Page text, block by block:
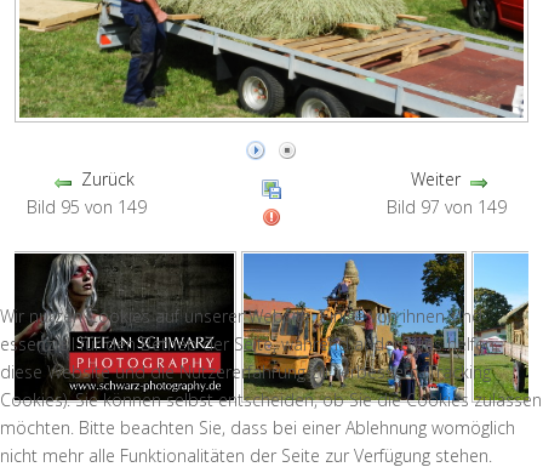
Zurück
Bild 95 von 149
Weiter
Bild 97 von 149
Wir nutzen Cookies auf unserer Website. Einige von ihnen sind
essenziell für den Betrieb der Seite, während andere uns helfen,
diese Website und die Nutzererfahrung zu verbessern (Tracking
Cookies). Sie können selbst entscheiden, ob Sie die Cookies zulassen
möchten. Bitte beachten Sie, dass bei einer Ablehnung womöglich
nicht mehr alle Funktionalitäten der Seite zur Verfügung stehen.